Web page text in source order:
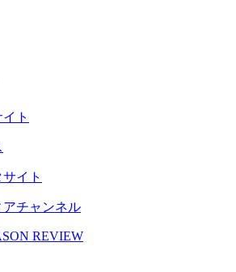
ト
サイト
アチャンネル
REVIEW